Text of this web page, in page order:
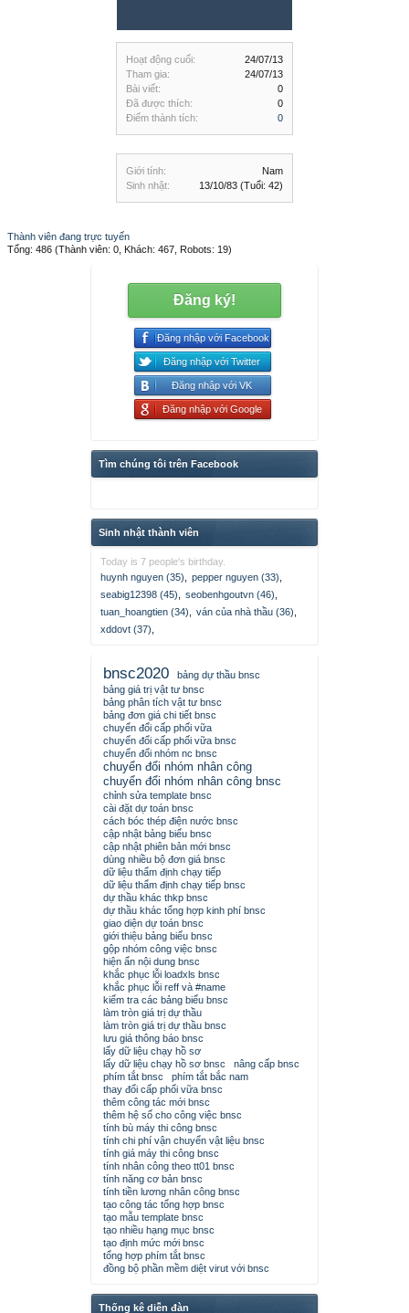
Hoạt động cuối:
24/07/13
Tham gia:
24/07/13
Bài viết:
0
Đã được thích:
0
Điểm thành tích:
0
Giới tính:
Nam
Sinh nhật:
13/10/83 (Tuổi: 42)
Thành viên đang trực tuyến
Tổng: 486 (Thành viên: 0, Khách: 467, Robots: 19)
Đăng ký!
Đăng nhập với Facebook
Đăng nhập với Twitter
Đăng nhập với VK
Đăng nhập với Google
Tìm chúng tôi trên Facebook
Sinh nhật thành viên
Today is 7 people's birthday.
huynh nguyen (35)
pepper nguyen (33)
seabig12398 (45)
seobenhgoutvn (46)
tuan_hoangtien (34)
ván của nhà thầu (36)
xddovt (37)
bnsc2020
bảng dự thầu bnsc
bảng giá trị vật tư bnsc
bảng phân tích vật tư bnsc
bảng đơn giá chi tiết bnsc
chuyển đổi cấp phối vữa
chuyển đổi cấp phối vữa bnsc
chuyển đổi nhóm nc bnsc
chuyển đổi nhóm nhân công
chuyển đổi nhóm nhân công bnsc
chỉnh sửa template bnsc
cài đặt dự toán bnsc
cách bóc thép điện nước bnsc
cập nhật bảng biểu bnsc
cập nhật phiên bản mới bnsc
dùng nhiều bộ đơn giá bnsc
dữ liệu thẩm định chạy tiếp
dữ liệu thẩm định chạy tiếp bnsc
dự thầu khác thkp bnsc
dự thầu khác tổng hợp kinh phí bnsc
giao diện dự toán bnsc
giới thiệu bảng biểu bnsc
gộp nhóm công việc bnsc
hiện ẩn nội dung bnsc
khắc phục lỗi loadxls bnsc
khắc phục lỗi reff và #name
kiểm tra các bảng biểu bnsc
làm tròn giá trị dự thầu
làm tròn giá trị dự thầu bnsc
lưu giá thông báo bnsc
lấy dữ liệu chạy hồ sơ
lấy dữ liệu chạy hồ sơ bnsc
nâng cấp bnsc
phím tắt bnsc
phím tắt bắc nam
thay đổi cấp phối vữa bnsc
thêm công tác mới bnsc
thêm hệ số cho công việc bnsc
tính bù máy thi công bnsc
tính chi phí vận chuyển vật liệu bnsc
tính giá máy thi công bnsc
tính nhân công theo tt01 bnsc
tính năng cơ bản bnsc
tính tiền lương nhân công bnsc
tạo công tác tổng hợp bnsc
tạo mẫu template bnsc
tạo nhiều hạng mục bnsc
tạo định mức mới bnsc
tổng hợp phím tắt bnsc
đồng bộ phần mềm diệt virut với bnsc
Thống kê diễn đàn